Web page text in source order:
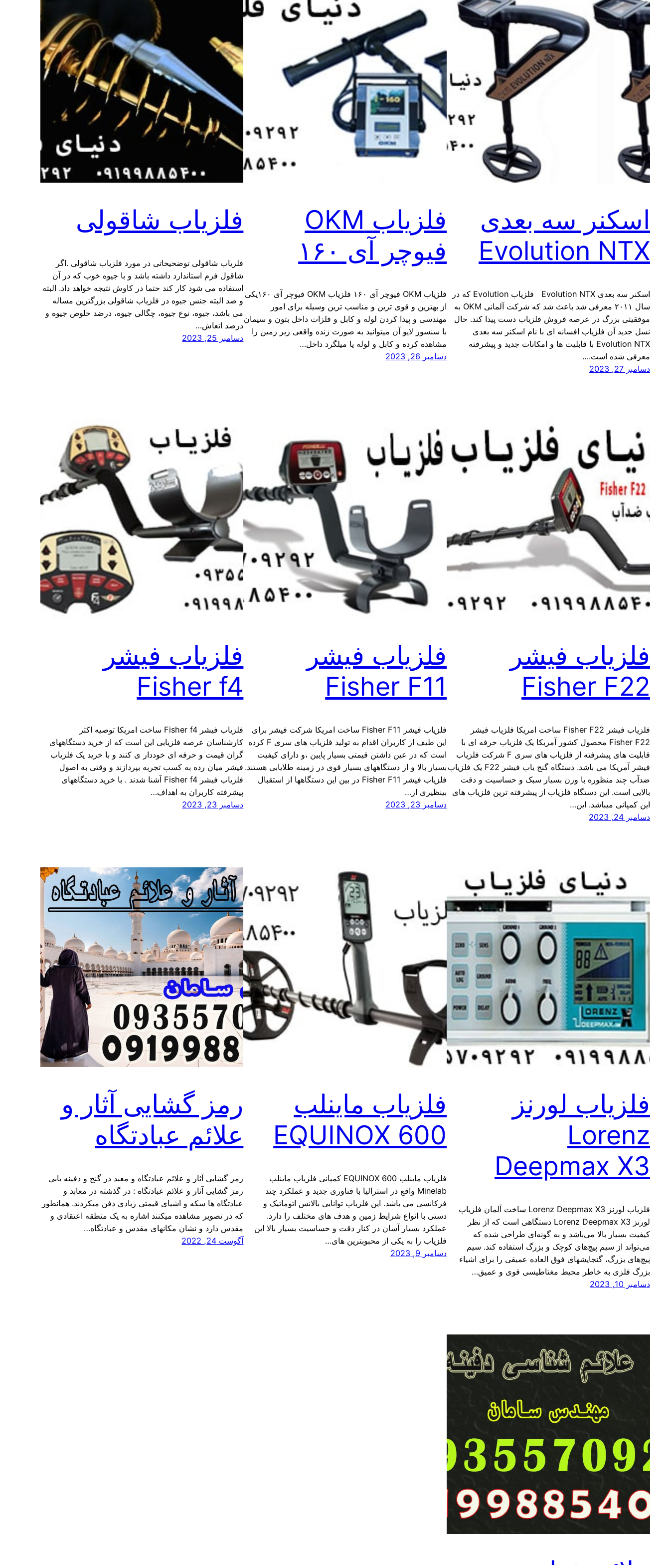
اسکنر سه بعدی
Evolution NTX
اسکنر سه بعدی Evolution NTX فلزیاب Evolution که در
سال ۲۰۱۱ معرفی شد باعث شد که شرکت آلمانی OKM به
موفقیتی بزرگ در عرصه فروش فلزیاب دست پیدا کند. حال
نسل جدید آن فلزیاب افسانه ای با نام اسکنر سه بعدی
Evolution NTX با قابلیت ها و امکانات جدید و پیشرفته
معرفی شده است.…
دسامبر 27, 2023
فلزیاب OKM
فیوچر آی ۱۶۰
فلزیاب OKM فیوچر آی ۱۶۰ فلزیاب OKM فیوچر آی ۱۶۰یکی
از بهترین و قوی ترین و مناسب ترین وسیله برای امور
مهندسی و پیدا کردن لوله و کابل و فلزات داخل بتون و سیمان
با سنسور لایو آن میتوانید به صورت زنده واقعی زیر زمین را
مشاهده کرده و کابل و لوله یا میلگرد داخل…
دسامبر 26, 2023
فلزیاب شاقولی
فلزیاب شاقولی توضحیحاتی در مورد فلزیاب شاقولی .اگر
شاقول فرم استاندارد داشته باشد و با جیوه خوب که در آن
استفاده می شود کار کند حتما در کاوش نتیجه خواهد داد. البته
و صد البته جنس جیوه در فلزیاب شاقولی بزرگترین مساله
می باشد، جیوه، نوع جیوه، چگالی جیوه، درضد خلوص جیوه و
درصد اتعاش…
دسامبر 25, 2023
فلزیاب فیشر
Fisher F22
فلزیاب فیشر Fisher F22 ساخت امریکا فلزیاب فیشر
Fisher F22 محصول کشور آمریکا یک فلزیاب حرفه ای با
قابلیت های پیشرفته از فلزیاب های سری F شرکت فلزیاب
فیشر آمریکا می باشد. دستگاه گنج یاب فیشر F22 یک فلزیاب
ضدآب چند منظوره با وزن بسیار سبک و حساسیت و دقت
بالایی است. این دستگاه فلزیاب از پیشرفته ترین فلزیاب های
این کمپانی میباشد. این…
دسامبر 24, 2023
فلزیاب فیشر
Fisher F11
فلزیاب فیشر Fisher F11 ساخت امریکا شرکت فیشر برای
این طیف از کاربران اقدام به تولید فلزیاب های سری F کرده
است که در عین داشتن قیمتی بسیار پایین ،و دارای کیفیت
بسیار بالا و از دستگاههای بسیار قوی در زمینه طلایابی هستند.
فلزیاب فیشر Fisher F11 در بین این دستگاهها از استقبال
بینظیری از…
دسامبر 23, 2023
فلزیاب فیشر
Fisher f4
فلزیاب فیشر Fisher f4 ساخت امریکا توصیه اکثر
کارشناسان عرصه فلزیابی این است که از خرید دستگاههای
گران قیمت و حرفه ای خوددار ی کنند و با خرید یک فلزیاب
فیشر میان رده به کسب تجربه بپردازند و وقتی به اصول
فلزیاب فیشر Fisher f4 آشنا شدند . با خرید دستگاههای
پیشرفته کاربران به اهداف…
دسامبر 23, 2023
فلزیاب لورنز
Lorenz
Deepmax X3
فلزیاب لورنز Lorenz Deepmax X3 ساخت آلمان فلزیاب
لورنز Lorenz Deepmax X3 دستگاهی است که از نظر
کیفیت بسیار بالا می‌باشد و به گونه‌ای طراحی شده که
می‌تواند از سیم پیچ‌های کوچک و بزرگ استفاده کند. سیم
پیچ‌های بزرگ، گنجایشهای فوق العاده عمیقی را برای اشیاء
بزرگ فلزی به خاطر محیط مغناطیسی قوی و عمیق…
دسامبر 10, 2023
فلزیاب ماینلب
EQUINOX 600
فلزیاب ماینلب EQUINOX 600 کمپانی فلزیاب ماینلب
Minelab واقع در استرالیا با فناوری جدید و عملکرد چند
فرکانسی می باشد. این فلزیاب توانایی بالانس اتوماتیک و
دستی با انواع شرایط زمین و هدف های مختلف را دارد.
عملکرد بسیار آسان در کنار دقت و حساسیت بسیار بالا این
فلزیاب را به یکی از محبوبترین های…
دسامبر 9, 2023
رمز گشایی آثار و
علائم عبادتگاه
رمز گشایی آثار و علائم عبادتگاه و معبد در گنج و دفینه یابی
رمز گشایی آثار و علائم عبادتگاه : در گذشته در معابد و
عبادتگاه ها سکه و اشیای قیمتی زیادی دفن میکردند. همانطور
که در تصویر مشاهده میکنند اشاره به یک منطقه اعتقادی و
مقدس دارد و نشان مکانهای مقدس و عبادتگاه…
آگوست 24, 2022